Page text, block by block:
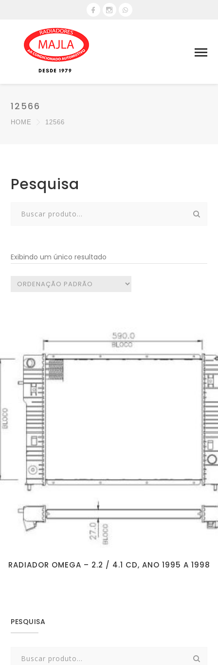
12566
HOME 12566
Pesquisa
Exibindo um único resultado
RADIADOR OMEGA – 2.2 / 4.1 CD, ANO 1995 A 1998
PESQUISA